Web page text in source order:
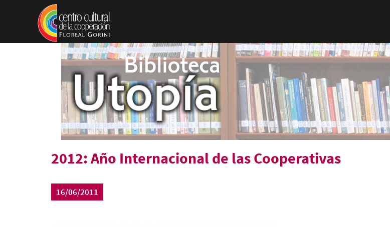
Pasar al contenido principal
2012: Año Internacional de las Cooperativas
16/06/2011